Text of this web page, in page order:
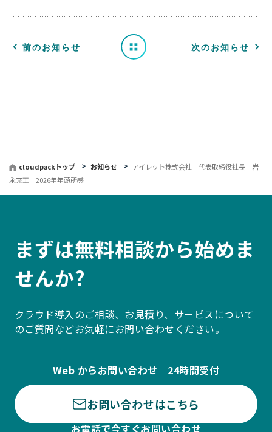
前のお知らせ
せ
一 次のお知らせ
cloudpackトップ お知らせ
アイレット株式会社 代表取締役社長 岩
永充正 2026年年頭所感
まずは無料相談から始めま
せんか?
クラウド導入のご相談、お見積り、サービスについて
のご質問などお気軽にお問い合わせください。
Web からお問い合わせ 24時間受付
お問い合わせはこちら
お電話で今すぐお問い合わせ